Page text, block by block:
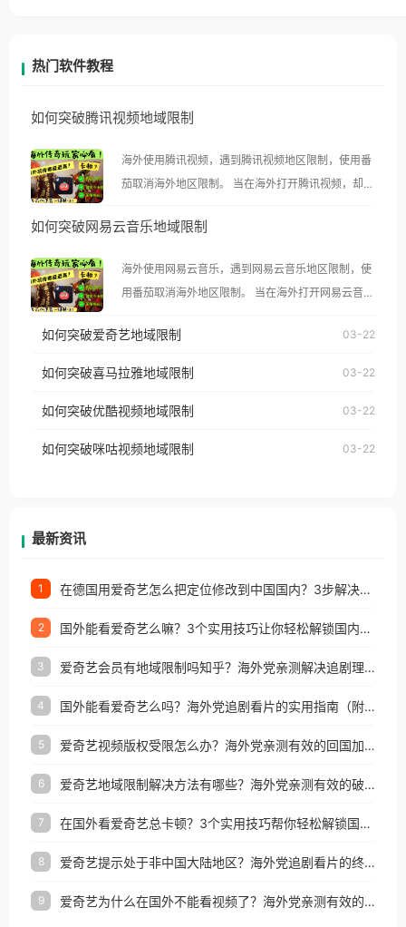
热门软件教程
如何突破腾讯视频地域限制
海外使用腾讯视频，遇到腾讯视频地区限制，使用番
茄取消海外地区限制。 当在海外打开腾讯视频，却突
示语。 海外用户如香港、澳门、台湾、美国、加拿
像其他音乐平台一样，出现地区及版权限制问题，且
仅能在中国大陆地区播放。 遇到这个问题的朋友们，
使用番茄回国加速器，即可解决「海外用户收听腾讯
台湾、美国、加拿大、澳大利亚、欧洲等国家和地区
权限制所困扰。
如何突破网易云音乐地域限制
海外使用网易云音乐，遇到网易云音乐地区限制，使
用番茄取消海外地区限制。 当在海外打开网易云音
播放”的提示语。 海外用户如香港、澳门、台湾、美
国、加拿大、澳大利亚、欧洲等国家和地区时，网易
制问题，且仅能在中国大陆地区播放。 遇到这个问题
户收听网易云音乐地区版权限制」的问题，无论人在
如何突破爱奇艺地域限制 03-22
如何突破喜马拉雅地域限制 03-22
如何突破优酷视频地域限制 03-22
如何突破咪咕视频地域限制 03-22
最新资讯
1 在德国用爱奇艺怎么把定位修改到中国国内？3步解决+2个实用场景分享
2 国外能看爱奇艺么嘛？3个实用技巧让你轻松解锁国内影视（附越南华数TV定位修改+网易云海外收费解析）
3 爱奇艺会员有地域限制吗知乎？海外党亲测解决追剧理财双难题的加速器攻略
4 国外能看爱奇艺么吗？海外党追剧看片的实用指南（附避坑技巧）
5 爱奇艺视频版权受限怎么办？海外党亲测有效的回国加速器选择指南
6 爱奇艺地域限制解决方法有哪些？海外党亲测有效的破界指南
7 在国外看爱奇艺总卡顿？3个实用技巧帮你轻松解锁国内影音与生活服务
8 爱奇艺提示处于非中国大陆地区？海外党追剧看片的终极解决方案来了
9 爱奇艺为什么在国外不能看视频了？海外党亲测有效的回国加速方案来了